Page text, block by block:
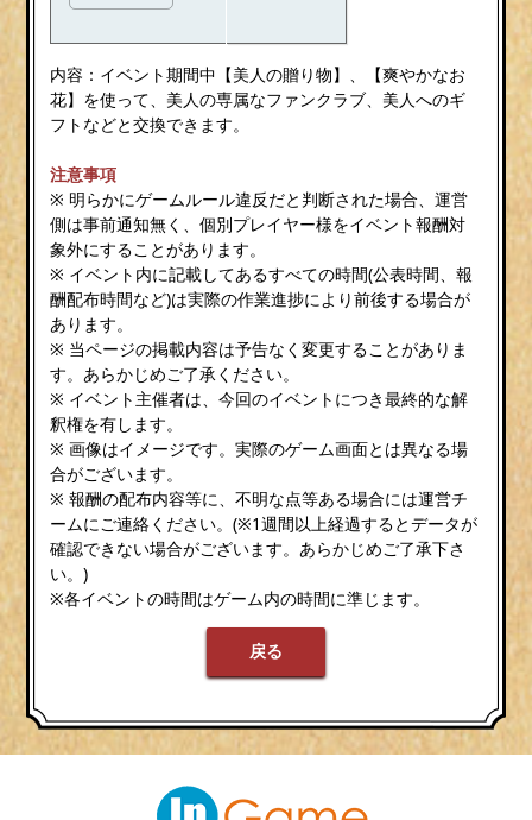
内容：イベント期間中【美人の贈り物】、【爽やかなお
花】を使って、美人の専属なファンクラブ、美人へのギ
フトなどと交換できます。
注意事項
※ 明らかにゲームルール違反だと判断された場合、運営
側は事前通知無く、個別プレイヤー様をイベント報酬対
象外にすることがあります。
※ イベント内に記載してあるすべての時間(公表時間、報
酬配布時間など)は実際の作業進捗により前後する場合が
あります。
※ 当ページの掲載内容は予告なく変更することがありま
す。あらかじめご了承ください。
※ イベント主催者は、今回のイベントにつき最終的な解
釈権を有します。
※ 画像はイメージです。実際のゲーム画面とは異なる場
合がございます。
※ 報酬の配布内容等に、不明な点等ある場合には運営チ
ームにご連絡ください。(※1週間以上経過するとデータが
確認できない場合がございます。あらかじめご了承下さ
い。)
※各イベントの時間はゲーム内の時間に準じます。
戻る